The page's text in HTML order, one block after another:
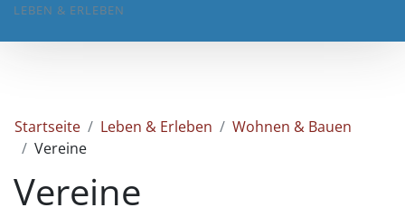
LEBEN & ERLEBEN
Startseite Leben & Erleben
Wohnen & Bauen
Vereine
Vereine